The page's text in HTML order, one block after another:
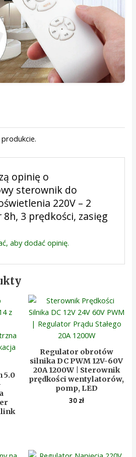
opinię o
sterownik do
220V – 2
3 prędkości, zasięg
, aby dodać opinię.
5.0
Regulator obrotów
silnika DC PWM 12V-60V
20A 1200W | Sterownik
prędkości wentylatorów,
pomp, LED
30 zł